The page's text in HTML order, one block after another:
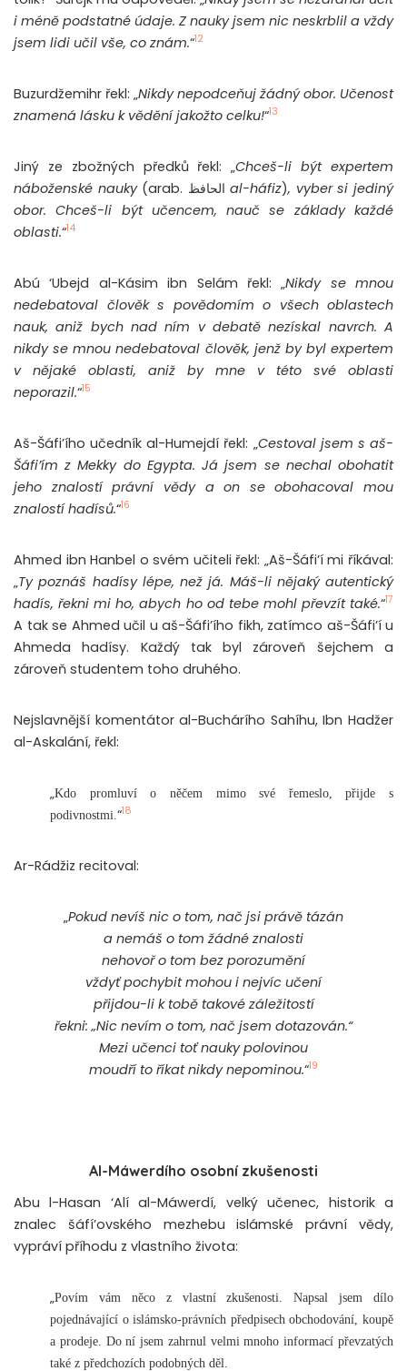
i méně podstatné údaje. Z nauky jsem nic neskrblil a vždy
jsem lidi učil vše, co znám.“12
Buzurdžemihr řekl: „Nikdy nepodceňuj žádný obor. Učenost
znamená lásku k vědění jakožto celku!“13
Jiný ze zbožných předků řekl: „Chceš-li být expertem
náboženské nauky
(arab. الحافظal-háfiz), vyber si jediný
obor. Chceš-li být učencem, nauč se základy každé
oblasti.“14
Abú ‘Ubejd al-Kásim ibn Selám řekl: „Nikdy se mnou
nedebatoval člověk s povědomím o všech oblastech
nauk, aniž bych nad ním v debatě nezískal navrch. A
nikdy se mnou nedebatoval člověk, jenž by byl expertem
v nějaké oblasti, aniž by mne v této své oblasti
neporazil.“15
Aš-Šáfi’ího učedník al-Humejdí řekl: „Cestoval jsem s aš-
Šáfi’ím z Mekky do Egypta. Já jsem se nechal obohatit
jeho znalostí právní vědy a on se obohacoval mou
znalostí hadísů.“16
Ahmed ibn Hanbel o svém učiteli řekl: „Aš-Šáfi’í mi říkával:
„Ty poznáš hadísy lépe, než já. Máš-li nějaký autentický
hadís, řekni mi ho, abych ho od tebe mohl převzít také.“17
A tak se Ahmed učil u aš-Šáfi’ího fikh, zatímco aš-Šáfi’í u
Ahmeda hadísy. Každý tak byl zároveň šejchem a
zároveň studentem toho druhého.
Nejslavnější komentátor al-Buchárího Sahíhu, Ibn Hadžer
al-Askalání, řekl:
„Kdo promluví o něčem mimo své řemeslo, přijde s
podivnostmi. “18
Ar-Rádžiz recitoval:
„Pokud nevíš nic o tom, nač jsi právě tázán
a nemáš o tom žádné znalosti
nehovoř o tom bez porozumění
vždyť pochybit mohou i nejvíc učení
přijdou-li k tobě takové záležitostí
řekni: „Nic nevím o tom, nač jsem dotazován.“
Mezi učenci toť nauky polovinou
moudří to říkat nikdy nepominou.“19
Al-Máwerdího osobní zkušenosti
Abu l-Hasan ‘Alí al-Máwerdí, velký učenec, historik a
znalec šáfí’ovského mezhebu islámské právní vědy,
vypráví příhodu z vlastního života:
„Povím vám něco z vlastní zkušenosti. Napsal jsem dílo
pojednávající o islámsko-právních předpisech obchodování, koupě
a prodeje. Do ní jsem zahrnul velmi mnoho informací převzatých
také z předchozích podobných děl.